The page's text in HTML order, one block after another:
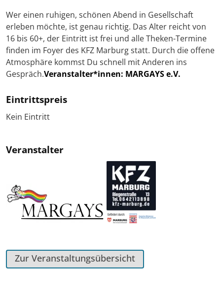
Wer einen ruhigen, schönen Abend in Gesellschaft
erleben möchte, ist genau richtig. Das Alter reicht von
16 bis 60+, der Eintritt ist frei und alle Theken-Termine
finden im Foyer des KFZ Marburg statt. Durch die offene
Atmosphäre kommst Du schnell mit Anderen ins
Gespräch.Veranstalter*innen: MARGAYS e.V.
Eintrittspreis
Kein Eintritt
Veranstalter
Zur Veranstaltungsübersicht